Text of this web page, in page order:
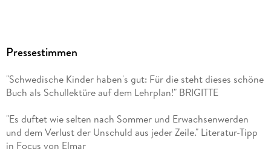
Pressestimmen
"Schwedische Kinder haben's gut: Für die steht dieses schöne
Buch als Schullektüre auf dem Lehrplan!" BRIGITTE
"Es duftet wie selten nach Sommer und Erwachsenwerden
und dem Verlust der Unschuld aus jeder Zeile." Literatur-Tipp
in Focus von Elmar